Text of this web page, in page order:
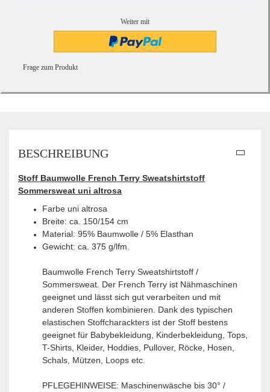
Weiter mit
Frage zum Produkt
BESCHREIBUNG
Stoff Baumwolle French Terry Sweatshirtstoff
Sommersweat uni altrosa
Farbe uni altrosa
Breite: ca. 150/154 cm
Material: 95% Baumwolle / 5% Elasthan
Gewicht: ca. 375 g/lfm.
Baumwolle French Terry Sweatshirtstoff /
Sommersweat. Der French Terry ist Nähmaschinen
geeignet und lässt sich gut verarbeiten und mit
anderen Stoffen kombinieren. Dank des typischen
elastischen Stoffcharackters ist der Stoff bestens
geeignet für Babybekleidung, Kinderbekleidung, Tops,
T-Shirts, Kleider, Hoddies, Pullover, Röcke, Hosen,
Schals, Mützen, Loops etc.
PFLEGEHINWEISE: Maschinenwäsche bis 30° /